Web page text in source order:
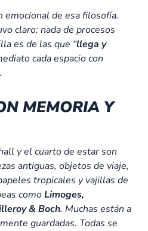
emocional de esa filosofía.
claro: nada de procesos
es de las que “llega y
cada espacio con
MEMORIA Y
y el cuarto de estar son
antiguas, objetos de viaje,
tropicales y vajillas de
comoLimoges,
& Boch. Muchas están a
guardadas. Todas se